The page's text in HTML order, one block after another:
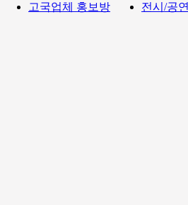
고국업체 홍보방
전시/공연